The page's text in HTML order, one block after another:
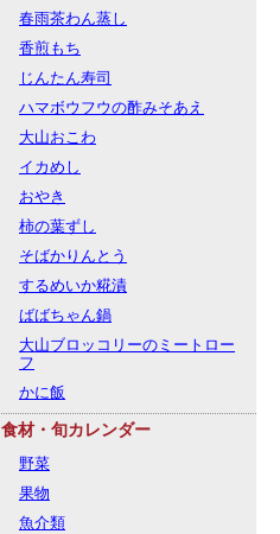
春雨茶わん蒸し
香煎もち
じんたん寿司
ハマボウフウの酢みそあえ
大山おこわ
イカめし
おやき
柿の葉ずし
そばかりんとう
するめいか糀漬
ばばちゃん鍋
大山ブロッコリーのミートロー
フ
かに飯
食材・旬カレンダー
野菜
果物
魚介類